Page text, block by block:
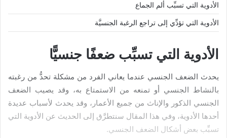
الأدوية التي تسبِّب ألم الجماع
الأدوية التي تؤدِّي إلى تراجع الرغبة الجنسيَّة
الأدوية التي تسبِّب ضعفًا جنسيًّا
يحدث الضعف الجنسي عندما يعاني الفرد من مشكلة تحدُّ من رغبته
بالنشاط الجنسي أو تمنعه من الاستمتاع به، وقد يصيب الضعف
الجنسي الذكور والإناث من جميع الأعمار، وقد يحدث لأسباب عديدة
أحدها الأدوية، وفي هذا المقال سنتطرَّق إلى الحديث عن الأدوية التي
تسبِّب بعض أشكال الضعف الجنسي.